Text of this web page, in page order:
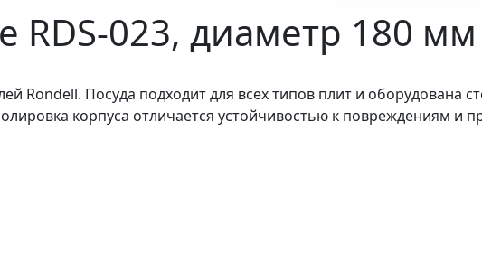
RDS-023, диаметр 180 мм
Rondell. Посуда подходит для всех типов плит и оборудована
корпуса отличается устойчивостью к повреждениям и